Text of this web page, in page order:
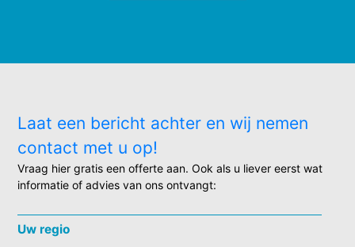
Laat een bericht achter en wij nemen
contact met u op!
Vraag hier gratis een offerte aan. Ook als u liever eerst wat
informatie of advies van ons ontvangt:
Uw regio